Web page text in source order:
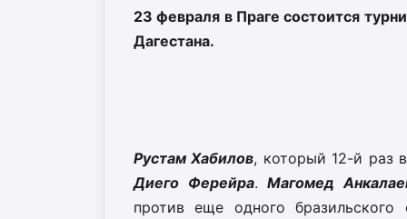
23 февраля в Праге состоится
Дагестана.
Рустам Хабилов, который 12-й раз
Диего Ферейра. Магомед
против еще одного бразильского